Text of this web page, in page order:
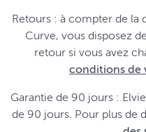
Retours : à compter de la
Curve, vous disposez
retour si vous avez
conditions de
Garantie de 90 jours :
de 90 jours. Pour plus de